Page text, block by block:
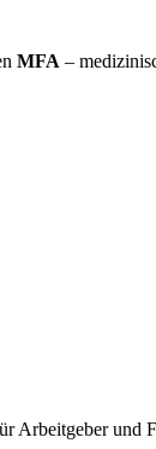
MFA –
Arbeitgeber und